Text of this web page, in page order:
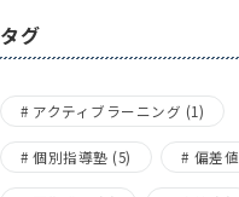
タグ
アクティブラーニング (1)
個別指導塾 (5) 偏差値